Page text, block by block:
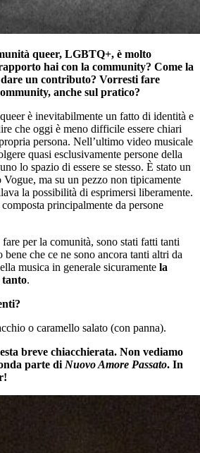
queer, LGBTQ+, è molto
hai con la community? Come la
dare un contributo? Vorresti fare
anche sul pratico?
è inevitabilmente un fatto di identità e
che oggi è meno difficile essere chiari
persona. Nell’ultimo video musicale
quasi esclusivamente persone della
lo spazio di essere se stesso. È stato un
ma su un pezzo non tipicamente
la possibilità di esprimersi liberamente.
principalmente da persone
fare per la comunità, sono stati fatti tanti
bene che ce ne sono ancora tanti altri da
musica in generale sicuramente la
tanto.
o caramello salato (con panna).
breve chiacchierata. Non vediamo
parte di Nuovo Amore Passato. In